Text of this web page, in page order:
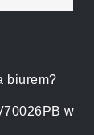
biurem?
w